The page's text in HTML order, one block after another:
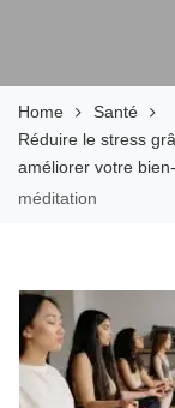
Home
Santé
Réduire le stress
améliorer votre
méditation